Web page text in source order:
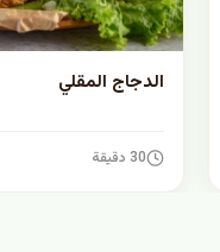
الدجاج المقلي
30 دقيقة